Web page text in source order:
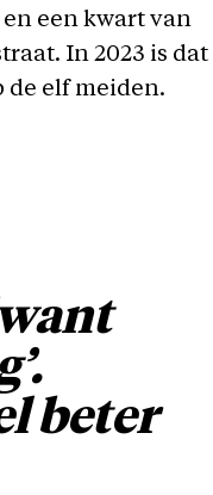
een kwart van
In 2023 is dat
de elf meiden.
beter